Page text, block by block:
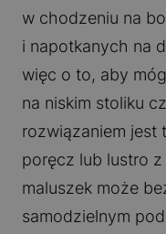
w chodzeniu na
i napotkanych na
więc o to, aby
na niskim stoliku
rozwiązaniem jest
poręcz lub lustro
maluszek może
samodzielnym